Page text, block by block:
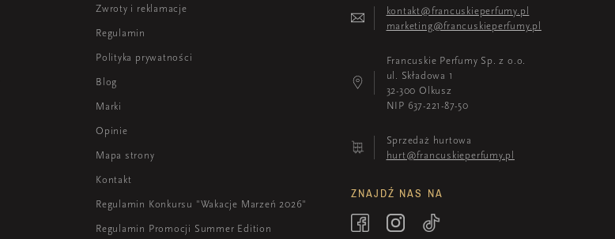
Zwroty i reklamacje
Regulamin
Polityka prywatności
Blog
Marki
Opinie
Mapa strony
Kontakt
Regulamin Konkursu "Wakacje Marzeń 2026"
Regulamin Promocji Summer Edition
kontakt@francuskieperfumy.pl
marketing@francuskieperfumy.pl
Francuskie Perfumy Sp. z o.o.
ul. Składowa 1
32-300 Olkusz
NIP 637-221-87-50
Sprzedaż hurtowa
hurt@francuskieperfumy.pl
ZNAJDŹ NAS NA